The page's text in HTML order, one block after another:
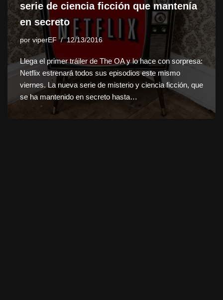
serie de ciencia ficción que mantenía
en secreto
por viperEF 12/13/2016
Llega el primer tráiler de The OA y lo hace con sorpresa:
Netflix estrenará todos sus episodios este mismo
viernes. La nueva serie de misterio y ciencia ficción, que
se ha mantenido en secreto hasta…